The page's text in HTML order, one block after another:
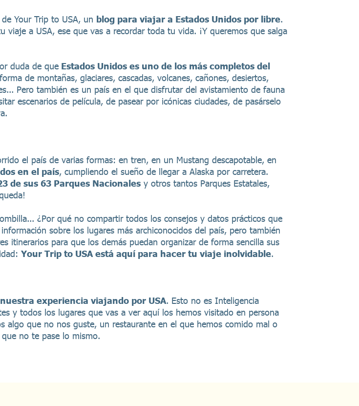
Your Trip to USA, un blog para viajar a Estados Unidos por libre.
a USA, ese que vas a recordar toda tu vida. ¡Y queremos que salga
duda de que Estados Unidos es uno de los más completos del
de montañas, glaciares, cascadas, volcanes, cañones, desiertos,
Pero también es un país en el que disfrutar del avistamiento de fauna
escenarios de película, de pasear por icónicas ciudades, de pasárselo
el país de varias formas: en tren, en un Mustang descapotable, en
en el país, cumpliendo el sueño de llegar a Alaska por carretera.
de sus 63 Parques Nacionales y otros tantos Parques Estatales,
¿Por qué no compartir todos los consejos y datos prácticos que
sobre los lugares más archiconocidos del país, pero también
itinerarios para que los demás puedan organizar de forma sencilla sus
Your Trip to USA está aquí para hacer tu viaje inolvidable.
experiencia viajando por USA. Esto no es Inteligencia
y todos los lugares que vas a ver aquí los hemos visitado en persona
algo que no nos guste, un restaurante en el que hemos comido mal o
no te pase lo mismo.